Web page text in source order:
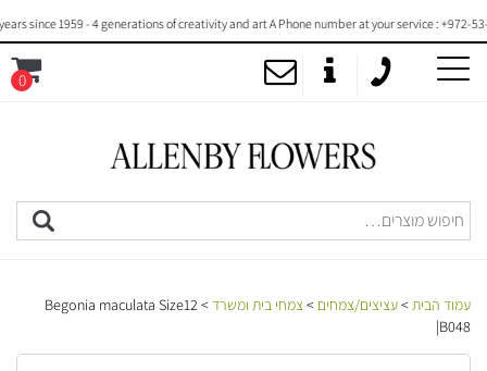
since 1959 - 4 generations of creativity and art A Phone number at your service : +972-53-
0
עמוד הבית>עציצים/צמחים >צמחי בית ומשרד
> Begonia maculata Size12
|B048